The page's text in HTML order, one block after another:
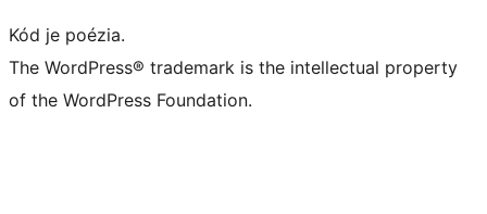
Kód je poézia.
The WordPress® trademark is the intellectual property
of the WordPress Foundation.